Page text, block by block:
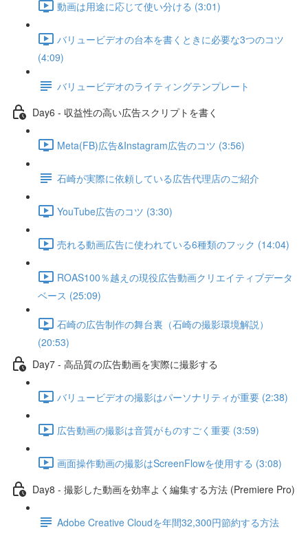
動画は用途に応じて使い分ける (3:01)
バリュービデオの台本を書くときに必要な3つのコツ
(4:09)
バリュービデオのライティングテンプレート
Day6 - 収益性の高い広告スクリプトを書く
Meta(FB)広告&Instagram広告のコツ (3:56)
石崎が実際に依頼している広告代理店のご紹介
YouTube広告のコツ (3:30)
売れる動画広告に使われている6種類のフック (14:04)
ROAS100％越えの現役広告動画クリエイティブデータ
ベース (25:09)
石崎の広告制作の舞台裏（石崎の撮影環境解説）
(20:53)
Day7 - 高品質の広告動画を実際に撮影する
バリュービデオの撮影はパーソナリティが重要 (2:38)
広告動画の撮影は音質がものすごく重要 (3:59)
画面操作動画の撮影はScreenFlowを使用する (3:08)
Day8 - 撮影した動画を効率よく編集する方法 (Premiere Pro)
Adobe Creative Cloudを年間32,300円節約する方法